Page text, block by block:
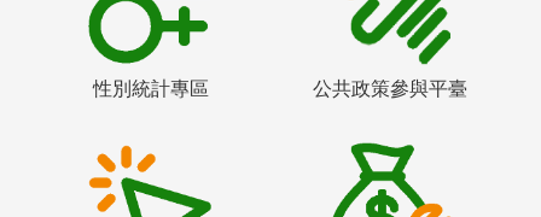
性別統計專區 公共政策參與平臺